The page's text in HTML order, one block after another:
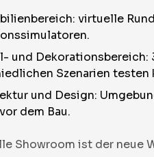
virtuelle
und Dekorationsbereich:
Szenarien testen
und Design:
dem Bau.
Showroom ist der